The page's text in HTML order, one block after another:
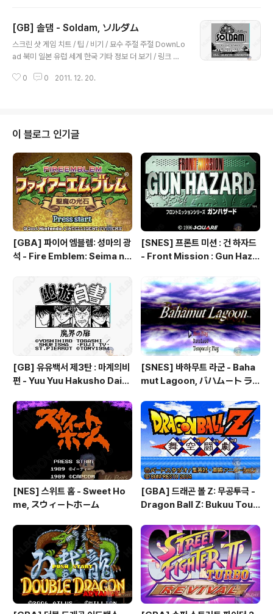
[SNES] 트럼프 아일랜드 - Trump Island, トランプア
イランド, 슈퍼 솔리테르 - Super Solitaire [패미컴 /
[NES] [FC]/퍼즐] - [NES] 솔레테어 - Solitaire
[GB] 솔댐 - Soldam, ソルダム
스크린 샷 게임 치트 / 팁 / 비기 / 묘수 주절 주절 DownLo
ad 북미 일본 유럽 세계 한국 기타 정보 더 보기 / 링크 관
0 0 2011. 12. 20.
이 블로그 인기글
[GBA] 파이어 엠블렘: 성마의 광
석 - Fire Emblem: Seima no
ム 聖魔の光石, 파이어 엠블렘:
더 세이크리드 스톤즈 - Fire Em
blem: The Sacred Stones
[SNES] 프론트 미션 : 건 하자드
- Front Mission : Gun Haza
ズ ガンハザード
[GB] 유유백서 제3탄 : 마계의비
편 - Yuu Yuu Hakusho Dai-3
☆遊☆白書 第3弾 魔界の扉編
[SNES] 바하무트 라군 - Baha
mut Lagoon, バハムート ラ
[NES] 스위트 홈 - Sweet Ho
me, スウィートホーム
[GBA] 드래곤 볼 Z: 무공투극 -
Dragon Ball Z: Bukuu Toug
劇, 드래곤 볼 Z: 슈퍼소닉 워리어
즈 - Dragon Ball Z: Superso
nic Warriors